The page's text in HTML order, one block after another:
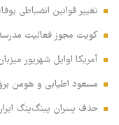
تغییر قوانین انضباطی
کویت مجوز فعالیت مدرسه
آمریکا اوایل شهریور
مسعود اطیابی و هومن
حذف پسران پینگ‌پنگ